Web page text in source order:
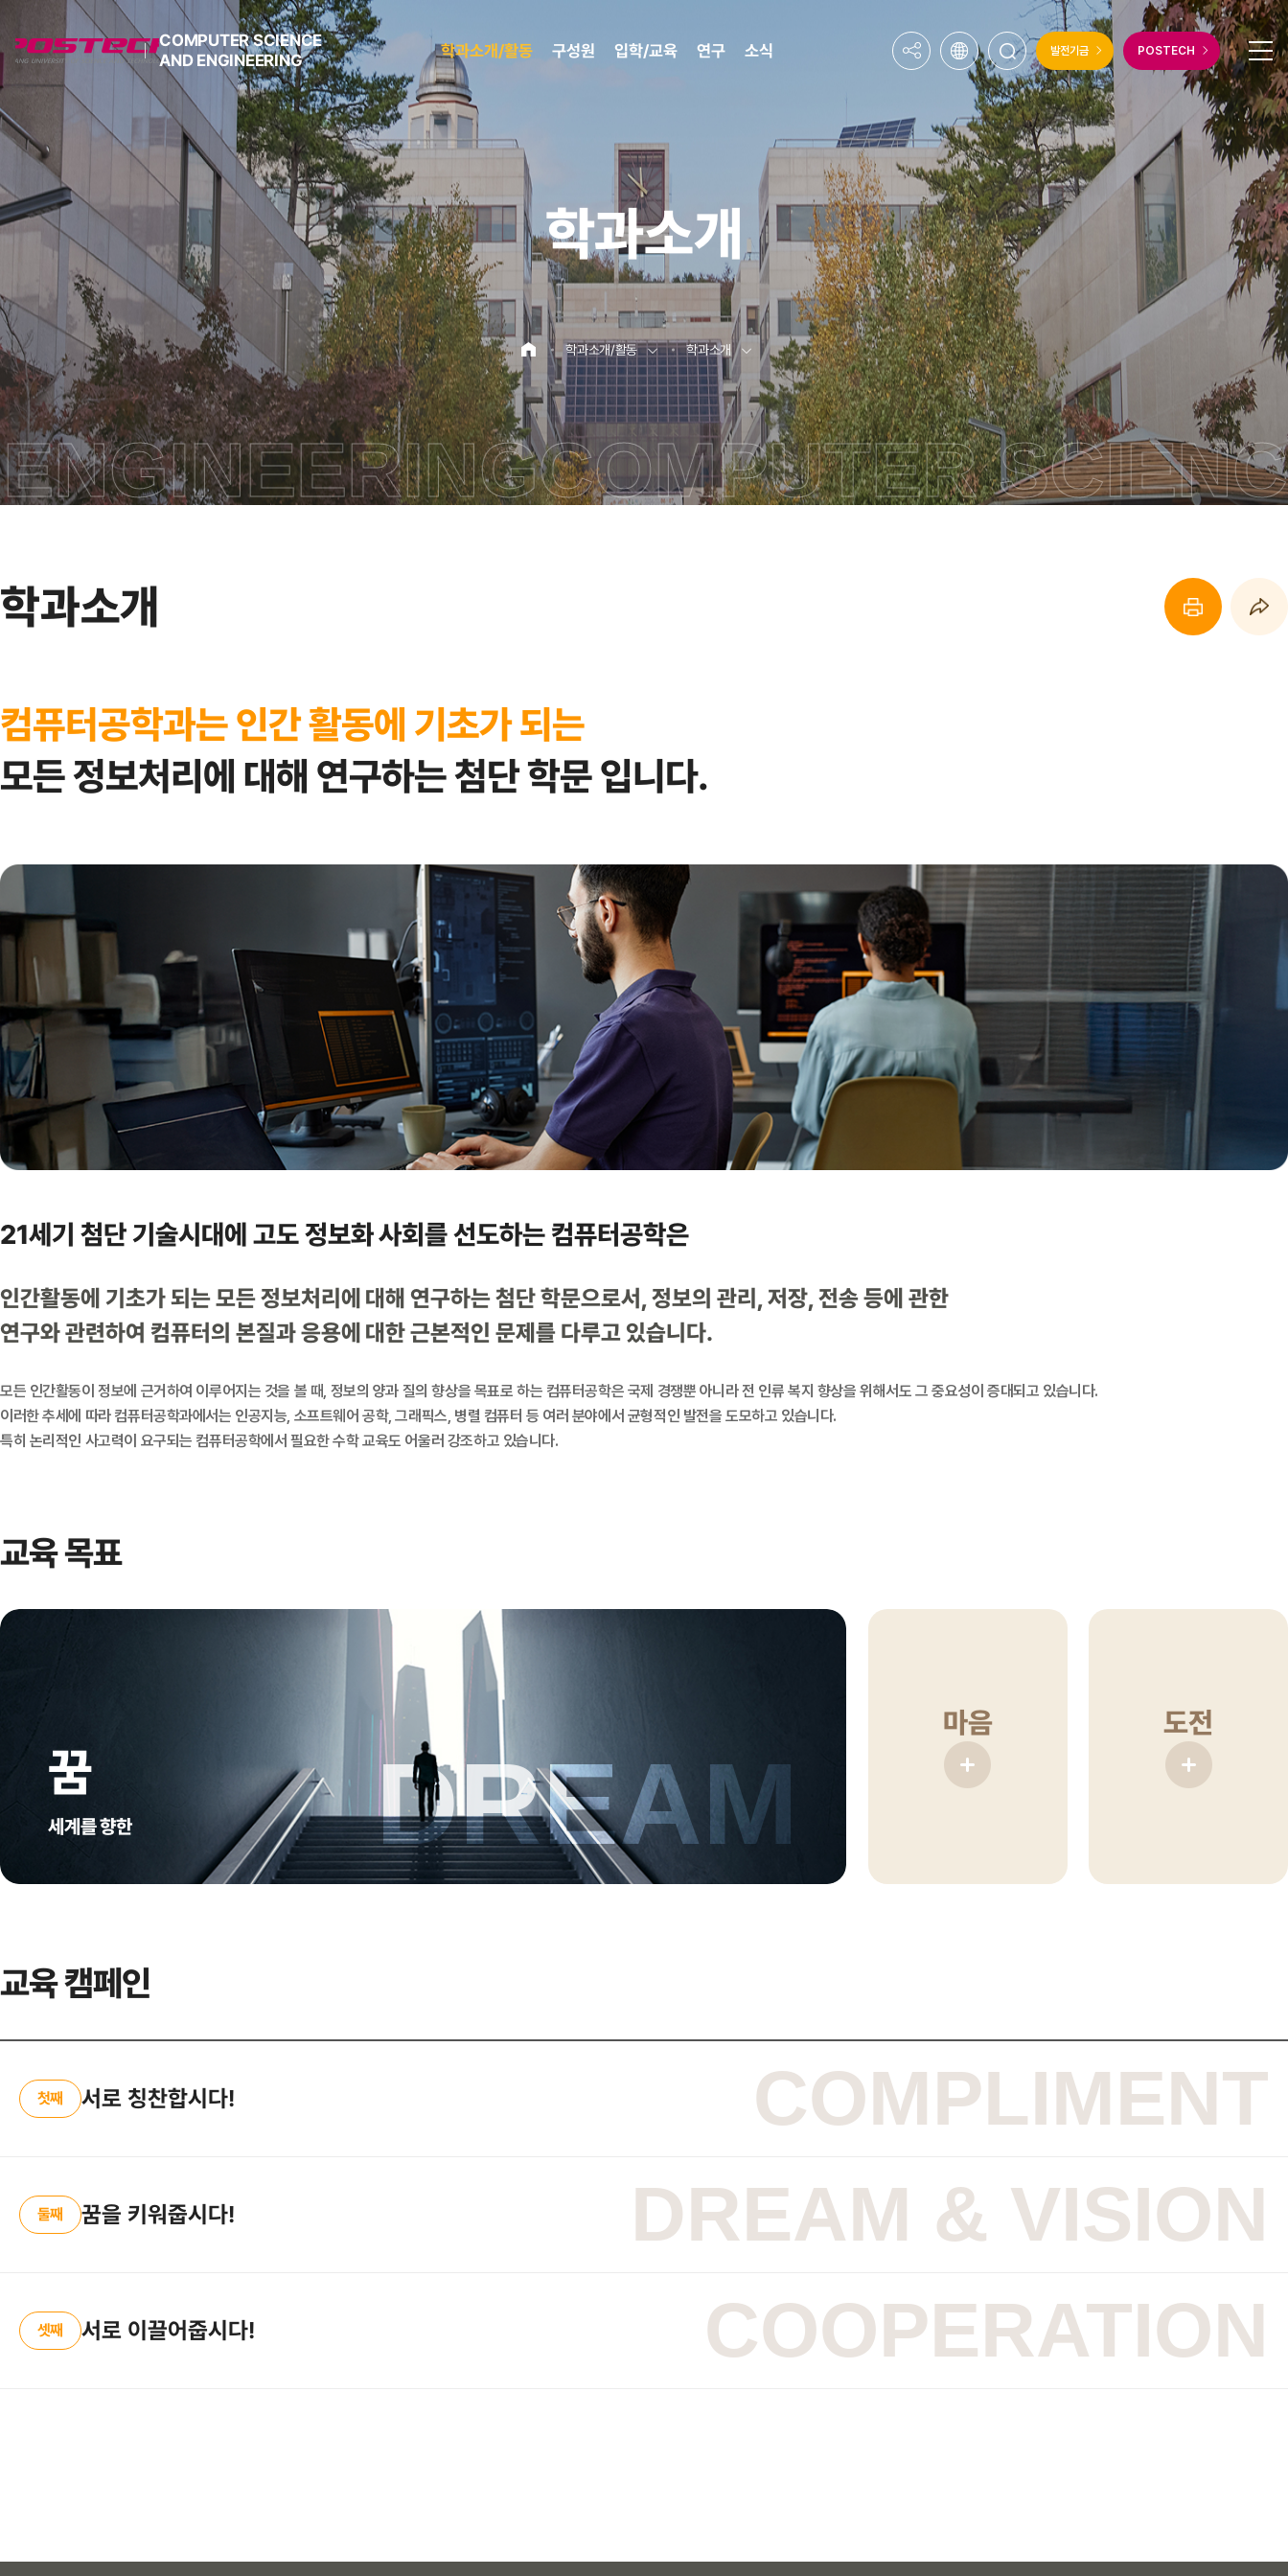
COMPUTER SCIENCE
AND ENGINEERING
학과소개/활동 구성원 입학/교육 연구 소식 발전기금 POSTECH
학과소개
학과소개/활동 학과소개
COMPUTER
학과소개
컴퓨터공학과는 인간 활동에 기초가 되는
모든 정보처리에 대해 연구하는 첨단 학문 입니다.
21세기 첨단 기술시대에 고도 정보화 사회를 선도하는 컴퓨터공학은
인간활동에 기초가 되는 모든 정보처리에 대해 연구하는 첨단 학문으로서, 정보의 관리, 저장, 전송 등에 관한
연구와 관련하여 컴퓨터의 본질과 응용에 대한 근본적인 문제를 다루고 있습니다.
모든 인간활동이 정보에 근거하여 이루어지는 것을 볼 때, 정보의 양과 질의 향상을 목표로 하는 컴퓨터공학은 국제 경쟁뿐 아니라 전 인류 복지 향상을 위해서도 그 중요성이 증대되고 있습니다.
이러한 추세에 따라 컴퓨터공학과에서는 인공지능, 소프트웨어 공학, 그래픽스, 병렬 컴퓨터 등 여러 분야에서 균형적인 발전을 도모하고 있습니다.
특히 논리적인 사고력이 요구되는 컴퓨터공학에서 필요한 수학 교육도 어울러 강조하고 있습니다.
교육 목표
꿈
세계를 향한 DREAM
마음 도전
교육 캠페인
첫째 서로 칭찬합시다! COMPLIMENT
둘째 꿈을 키워줍시다! DREAM & VISION
셋째 서로 이끌어줍시다! COOPERATION